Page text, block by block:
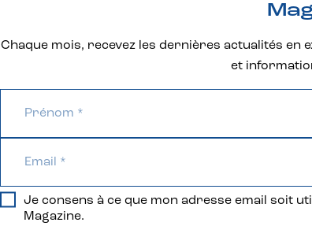
Chaque mois, recevez les dernières actualités
et
Je consens à ce que mon adresse email soit
Magazine.